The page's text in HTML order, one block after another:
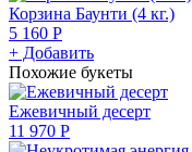
Корзина Баунти (4 кг.)
5 160 Р
+ Добавить
Похожие букеты
Ежевичный десерт
11 970 Р